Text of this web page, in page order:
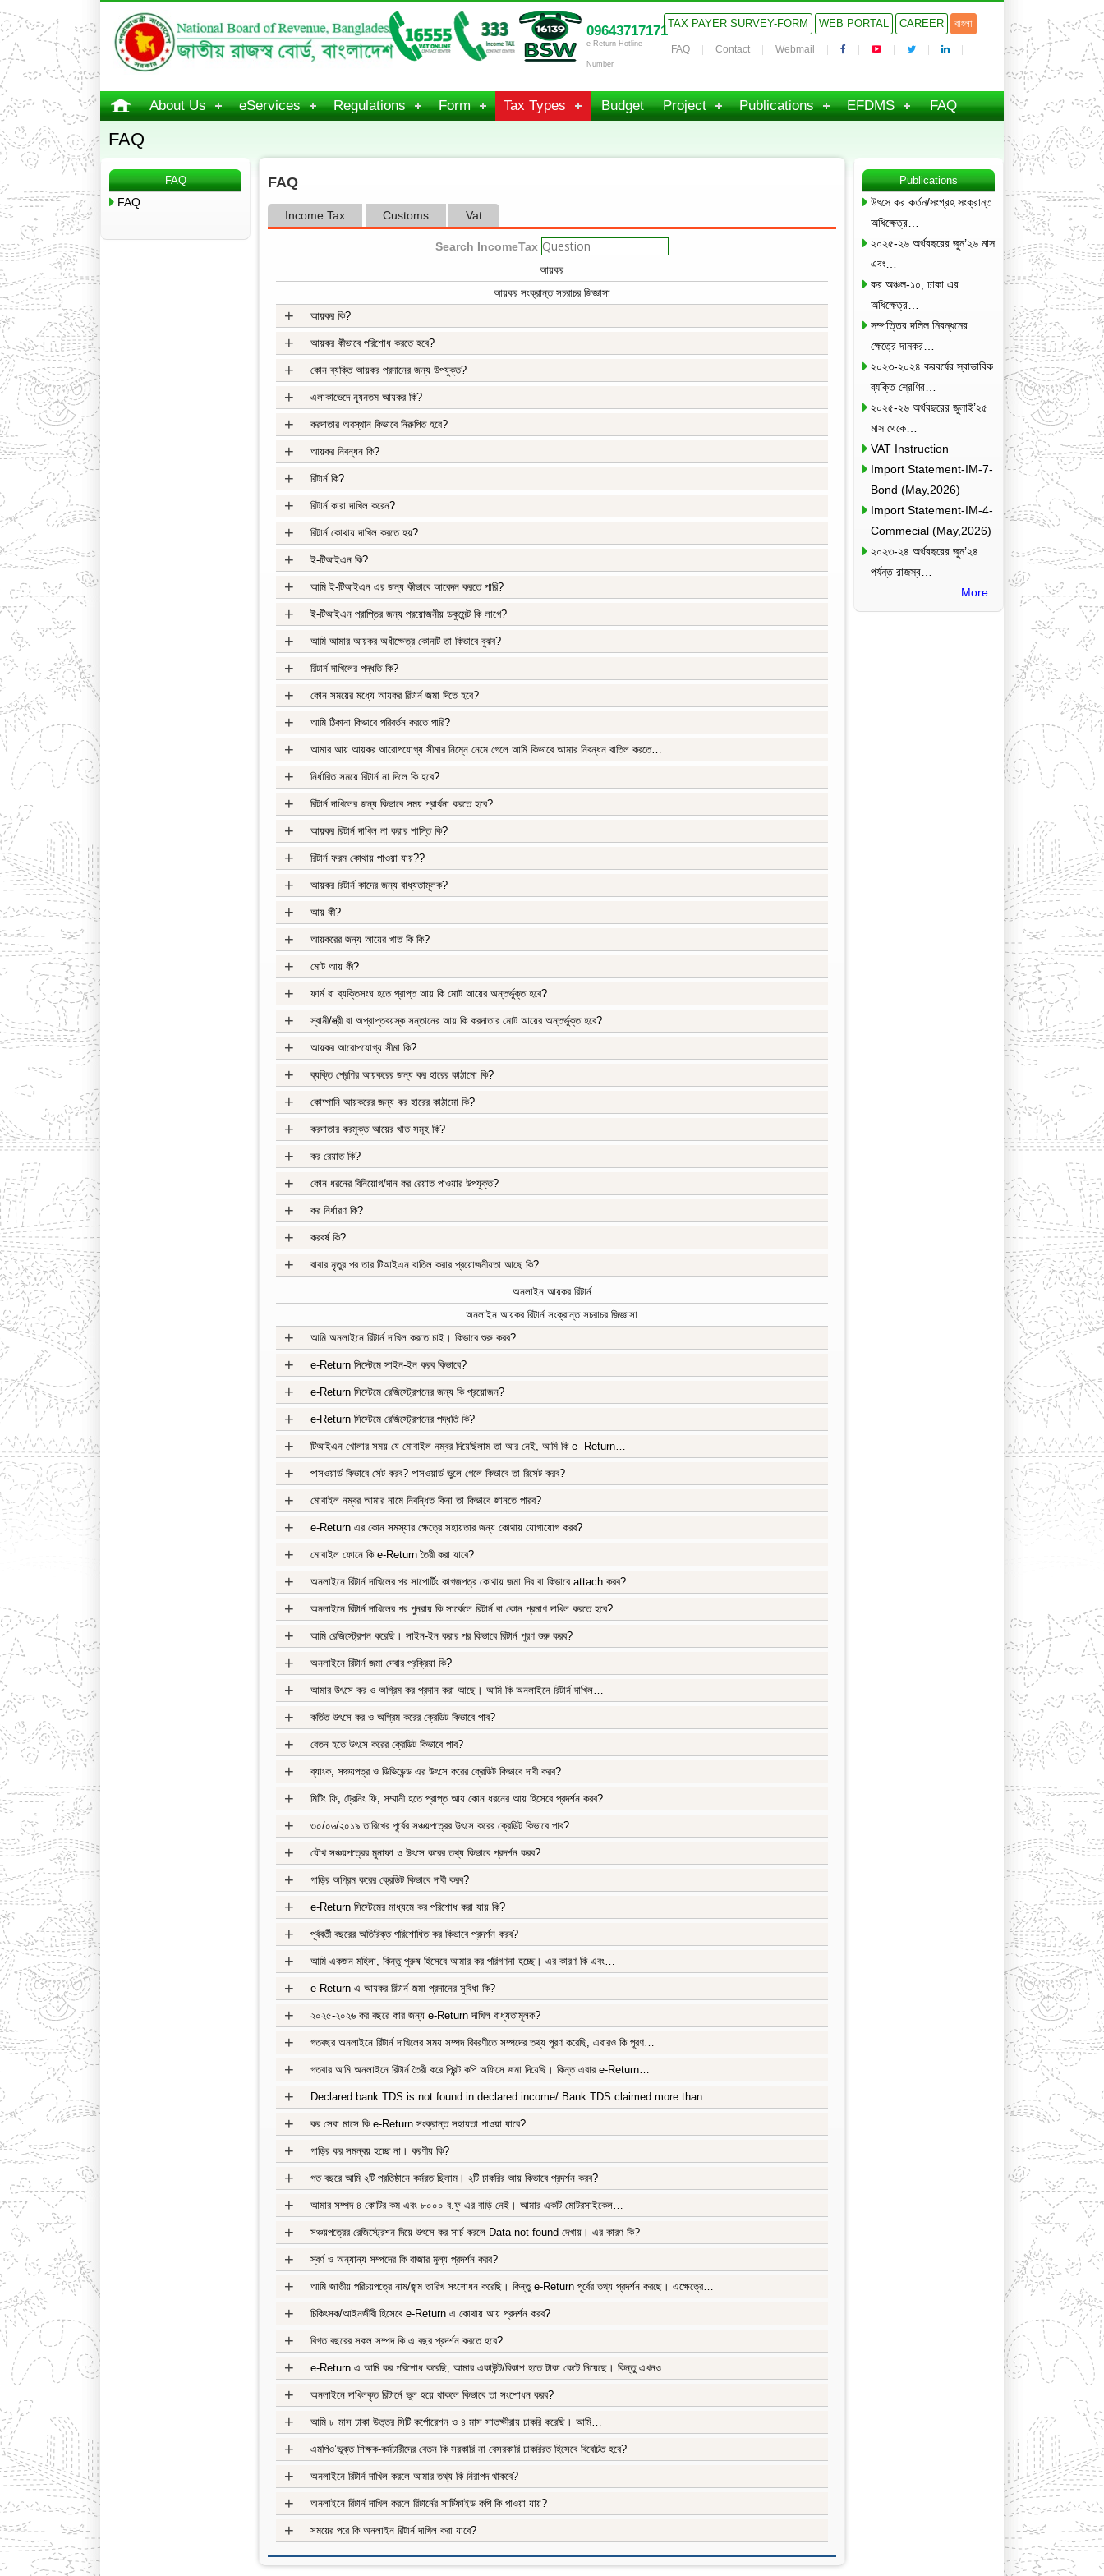
09643717171
e-Return Hotline
Number
TAX PAYER SURVEY-FORM WEB PORTAL CAREER বাংলা
FAQ Contact Webmail
About Us eServices Regulations Form Tax Types Budget Project Publications EFDMS FAQ
FAQ
FAQ
FAQ
FAQ
Income Tax
Search IncomeTax
আয়কর
আয়কর সংক্রান্ত সচরাচর জিজ্ঞাসা
আয়কর কি?
+
আয়কর কীভাবে পরিশোধ করতে হবে?
+
কোন ব্যক্তি আয়কর প্রদানের জন্য উপযুক্ত?
+
এলাকাভেদে ন্যূনতম আয়কর কি?
+
করদাতার অবস্থান কিভাবে নিরুপিত হবে?
+
আয়কর নিবন্ধন কি?
+
রিটার্ন কি?
+
রিটার্ন কারা দাখিল করেন?
+
রিটার্ন কোথায় দাখিল করতে হয়?
+
ই-টিআইএন কি?
+
আমি ই-টিআইএন এর জন্য কীভাবে আবেদন করতে পারি?
+
ই-টিআইএন প্রাপ্তির জন্য প্রয়োজনীয় ডকুমেন্ট কি লাগে?
+
আমি আমার আয়কর অধীক্ষেত্র কোনটি তা কিভাবে বুঝব?
+
রিটার্ন দাখিলের পদ্ধতি কি?
+
কোন সময়ের মধ্যে আয়কর রিটার্ন জমা দিতে হবে?
+
আমি ঠিকানা কিভাবে পরিবর্তন করতে পারি?
+
আমার আয় আয়কর আরোপযোগ্য সীমার নিম্নে নেমে গেলে আমি কিভাবে আমার নিবন্ধন বাতিল করতে…
+
নির্ধারিত সময়ে রিটার্ন না দিলে কি হবে?
+
রিটার্ন দাখিলের জন্য কিভাবে সময় প্রার্থনা করতে হবে?
+
আয়কর রিটার্ন দাখিল না করার শাস্তি কি?
+
রিটার্ন ফরম কোথায় পাওয়া যায়??
+
আয়কর রিটার্ন কাদের জন্য বাধ্যতামূলক?
+
আয় কী?
+
আয়করের জন্য আয়ের খাত কি কি?
+
মোট আয় কী?
+
ফার্ম বা ব্যক্তিসংঘ হতে প্রাপ্ত আয় কি মোট আয়ের অন্তর্ভুক্ত হবে?
+
স্বামী/স্ত্রী বা অপ্রাপ্তবয়স্ক সন্তানের আয় কি করদাতার মোট আয়ের অন্তর্ভুক্ত হবে?
+
আয়কর আরোপযোগ্য সীমা কি?
+
ব্যক্তি শ্রেণির আয়করের জন্য কর হারের কাঠামো কি?
+
কোম্পানি আয়করের জন্য কর হারের কাঠামো কি?
+
করদাতার করমুক্ত আয়ের খাত সমূহ কি?
+
কর রেয়াত কি?
+
কোন ধরনের বিনিয়োগ/দান কর রেয়াত পাওয়ার উপযুক্ত?
+
কর নির্ধারণ কি?
+
করবর্ষ কি?
+
বাবার মৃতুর পর তার টিআইএন বাতিল করার প্রয়োজনীয়তা আছে কি?
+
অনলাইন আয়কর রিটার্ন
অনলাইন আয়কর রিটার্ন সংক্রান্ত সচরাচর জিজ্ঞাসা
আমি অনলাইনে রিটার্ন দাখিল করতে চাই। কিভাবে শুরু করব?
+
e-Return সিস্টেমে সাইন-ইন করব কিভাবে?
+
e-Return সিস্টেমে রেজিস্ট্রেশনের জন্য কি প্রয়োজন?
+
e-Return সিস্টেমে রেজিস্ট্রেশনের পদ্ধতি কি?
+
টিআইএন খোলার সময় যে মোবাইল নম্বর দিয়েছিলাম তা আর নেই, আমি কি e- Return…
+
পাসওয়ার্ড কিভাবে সেট করব? পাসওয়ার্ড ভুলে গেলে কিভাবে তা রিসেট করব?
+
মোবাইল নম্বর আমার নামে নিবন্ধিত কিনা তা কিভাবে জানতে পারব?
+
e-Return এর কোন সমস্যার ক্ষেত্রে সহায়তার জন্য কোথায় যোগাযোগ করব?
+
মোবাইল ফোনে কি e-Return তৈরী করা যাবে?
+
অনলাইনে রিটার্ন দাখিলের পর সাপোর্টিং কাগজপত্র কোথায় জমা দিব বা কিভাবে attach করব?
+
অনলাইনে রিটার্ন দাখিলের পর পুনরায় কি সার্কেলে রিটার্ন বা কোন প্রমাণ দাখিল করতে হবে?
+
আমি রেজিস্ট্রেশন করেছি। সাইন-ইন করার পর কিভাবে রিটার্ন পূরণ শুরু করব?
+
অনলাইনে রিটার্ন জমা দেবার প্রক্রিয়া কি?
+
আমার উৎসে কর ও অগ্রিম কর প্রদান করা আছে। আমি কি অনলাইনে রিটার্ন দাখিল…
+
কর্তিত উৎসে কর ও অগ্রিম করের ক্রেডিট কিভাবে পাব?
+
বেতন হতে উৎসে করের ক্রেডিট কিভাবে পাব?
+
ব্যাংক, সঞ্চয়পত্র ও ডিভিডেন্ড এর উৎসে করের ক্রেডিট কিভাবে দাবী করব?
+
মিটিং ফি, ট্রেনিং ফি, সম্মানী হতে প্রাপ্ত আয় কোন ধরনের আয় হিসেবে প্রদর্শন করব?
+
৩০/০৬/২০১৯ তারিখের পূর্বের সঞ্চয়পত্রের উৎসে করের ক্রেডিট কিভাবে পাব?
+
যৌথ সঞ্চয়পত্রের মুনাফা ও উৎসে করের তথ্য কিভাবে প্রদর্শন করব?
+
গাড়ির অগ্রিম করের ক্রেডিট কিভাবে দাবী করব?
+
e-Return সিস্টেমের মাধ্যমে কর পরিশোধ করা যায় কি?
+
পূর্ববর্তী বছরের অতিরিক্ত পরিশোধিত কর কিভাবে প্রদর্শন করব?
+
আমি একজন মহিলা, কিন্তু পুরুষ হিসেবে আমার কর পরিগণনা হচ্ছে। এর কারণ কি এবং…
+
e-Return এ আয়কর রিটার্ন জমা প্রদানের সুবিধা কি?
+
২০২৫-২০২৬ কর বছরে কার জন্য e-Return দাখিল বাধ্যতামূলক?
+
গতবছর অনলাইনে রিটার্ন দাখিলের সময় সম্পদ বিবরণীতে সম্পদের তথ্য পূরণ করেছি, এবারও কি পূরণ…
+
গতবার আমি অনলাইনে রিটার্ন তৈরী করে প্রিন্ট কপি অফিসে জমা দিয়েছি। কিন্ত এবার e-Return…
+
Declared bank TDS is not found in declared income/ Bank TDS claimed more than…
+
কর সেবা মাসে কি e-Return সংক্রান্ত সহায়তা পাওয়া যাবে?
+
গাড়ির কর সমন্বয় হচ্ছে না। করণীয় কি?
+
গত বছরে আমি ২টি প্রতিষ্ঠানে কর্মরত ছিলাম। ২টি চাকরির আয় কিভাবে প্রদর্শন করব?
+
আমার সম্পদ ৪ কোটির কম এবং ৮০০০ ব.ফু এর বাড়ি নেই। আমার একটি মোটরসাইকেল…
+
সঞ্চয়পত্রের রেজিস্ট্রেশন দিয়ে উৎসে কর সার্চ করলে Data not found দেখায়। এর কারণ কি?
+
স্বর্ণ ও অন্যান্য সম্পদের কি বাজার মূল্য প্রদর্শন করব?
+
আমি জাতীয় পরিচয়পত্রে নাম/জন্ম তারিখ সংশোধন করেছি। কিন্তু e-Return পূর্বের তথ্য প্রদর্শন করছে। এক্ষেত্রে…
+
চিকিৎসক/আইনজীবী হিসেবে e-Return এ কোথায় আয় প্রদর্শন করব?
+
বিগত বছরের সকল সম্পদ কি এ বছর প্রদর্শন করতে হবে?
+
e-Return এ আমি কর পরিশোধ করেছি, আমার একাউন্ট/বিকাশ হতে টাকা কেটে নিয়েছে। কিন্তু এখনও…
+
অনলাইনে দাখিলকৃত রিটার্নে ভুল হয়ে থাকলে কিভাবে তা সংশোধন করব?
+
আমি ৮ মাস ঢাকা উত্তর সিটি কর্পোরেশন ও ৪ মাস সাতক্ষীরায় চাকরি করেছি। আমি…
+
এমপিও’ভূক্ত শিক্ষক-কর্মচারীদের বেতন কি সরকারি না বেসরকারি চাকরিরত হিসেবে বিবেচিত হবে?
+
অনলাইনে রিটার্ন দাখিল করলে আমার তথ্য কি নিরাপদ থাকবে?
+
অনলাইনে রিটার্ন দাখিল করলে রিটার্নের সার্টিফাইড কপি কি পাওয়া যায়?
+
সময়ের পরে কি অনলাইন রিটার্ন দাখিল করা যাবে?
+
Customs Vat
Publications
উৎসে কর কর্তন/সংগ্রহ সংক্রান্ত
অধিক্ষেত্র…
২০২৫-২৬ অর্থবছরের জুন’২৬ মাস
এবং…
কর অঞ্চল-১০, ঢাকা এর
অধিক্ষেত্র…
সম্পত্তির দলিল নিবন্ধনের
ক্ষেত্রে দানকর…
২০২৩-২০২৪ করবর্ষের স্বাভাবিক
ব্যক্তি শ্রেণির…
২০২৫-২৬ অর্থবছরের জুলাই’২৫
মাস থেকে…
VAT Instruction
Import Statement-IM-7-
Bond (May,2026)
Import Statement-IM-4-
Commecial (May,2026)
২০২৩-২৪ অর্থবছরের জুন’২৪
পর্যন্ত রাজস্ব…
More..